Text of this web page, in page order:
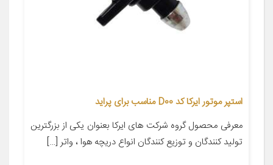
استپر موتور ایرکا کد D00 مناسب برای پراید
معرفی محصول گروه شرکت های ایرکا بعنوان یکی از بزرگترین
تولید کنندگان و توزیع کنندگان انواع دریچه هوا ، واتر […]